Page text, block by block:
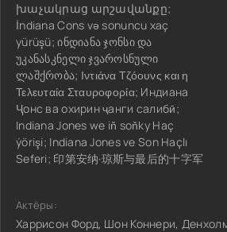
խաչակրաց արշավանքը;
İndiana Cons və sonuncu xaç
yürüşü; ინდიანა ჯონსი და
უკანასკნელი ჯვაროსნული
ლაშქრობა; Ιντιάνα Τζόουνς και η
Τελευταία Σταυροφορία; Индиана
Ҷонс ва охирин ҷанги салибӣ;
Indiana Jones we iň soňky Haç
ýörişi; Indiana Jones ve Son Haçlı
Seferi; 印第安纳·琼斯与最后的十字军
Актёры:
Харрисон Форд, Шон Коннери,